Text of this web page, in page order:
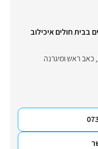
חולים איכילוב
,כאב ראש ומיגרנה